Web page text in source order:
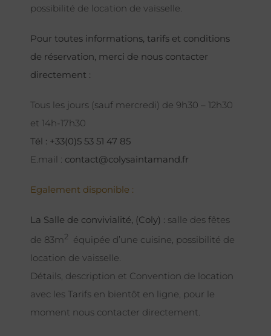
possibilité de location de vaisselle.
Pour toutes informations, tarifs et conditions
de réservation, merci de nous contacter
directement :
Tous les jours (sauf mercredi) de 9h30 – 12h30
et 14h-17h30
Tél : +33(0)5 53 51 47 85
E.mail : contact@colysaintamand.fr
Egalement disponible :
La Salle de convivialité, (Coly) : salle des fêtes
de 83m2 équipée d’une cuisine, possibilité de
location de vaisselle.
Détails, description et Convention de location
avec les Tarifs en bientôt en ligne, pour le
moment nous contacter directement.